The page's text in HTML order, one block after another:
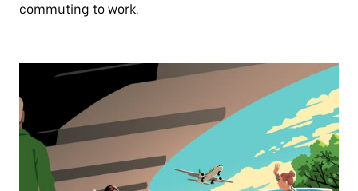
commuting to work.